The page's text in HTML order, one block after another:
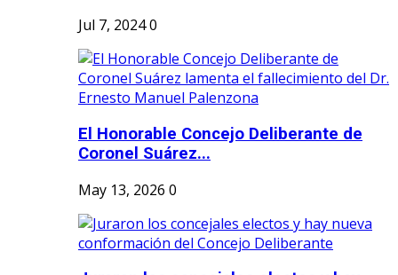
Jul 7, 20240
El Honorable Concejo Deliberante de
Coronel Suárez...
May 13, 2026 0